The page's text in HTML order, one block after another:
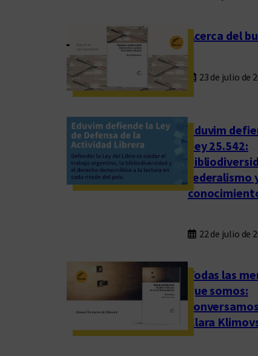
Acerca del
23 de julio de
Eduvim
Ley 25.542:
federalismo
22 de julio de
Todas las
que somos:
Clara